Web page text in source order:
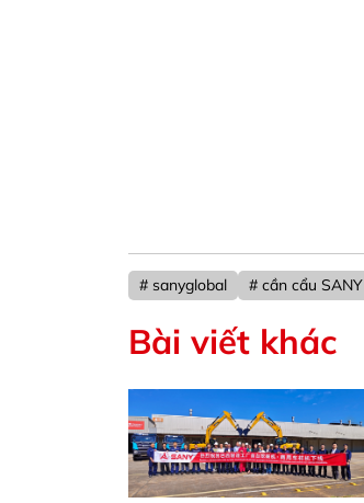
# sanyglobal # cần cẩu SANY
Bài viết khác